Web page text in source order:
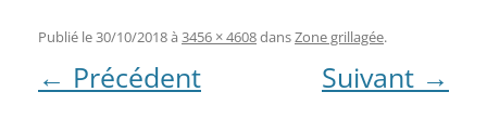
Publié le30/10/2018à 3456 × 4608dansZone grillagée.
← Précédent Suivant →